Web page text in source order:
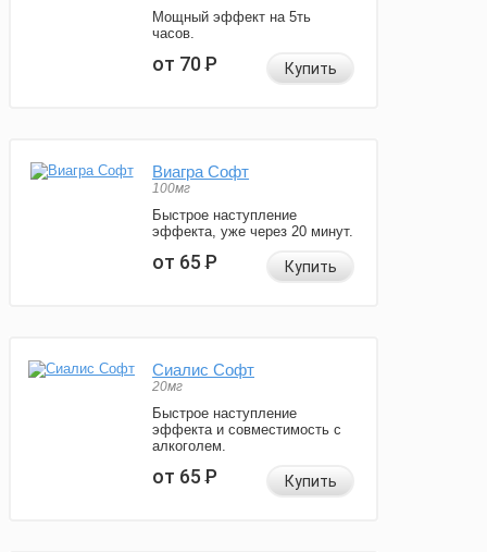
Мощный эффект на 5ть
часов.
от 70Р Купить
Виагра Софт
100мг
Быстрое наступление
эффекта, уже через 20 минут.
от 65Р Купить
Сиалис Софт
20мг
Быстрое наступление
эффекта и совместимость с
алкоголем.
от 65Р Купить